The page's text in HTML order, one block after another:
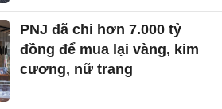
PNJ đã chi hơn 7.000 tỷ
đồng để mua lại vàng, kim
cương, nữ trang